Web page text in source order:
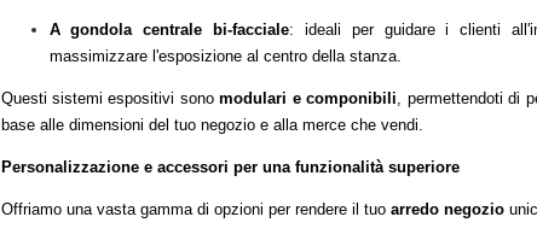
A gondola centrale bi-facciale: ideali per guidare i clienti
massimizzare l'esposizione al centro della stanza.
Questi sistemi espositivi sonomodulari e componibili , permettendoti di
base alle dimensioni del tuo negozio e alla merce che vendi.
Personalizzazione e accessori per una funzionalità superiore
Offriamo una vasta gamma di opzioni per rendere il tuo arredo negozio